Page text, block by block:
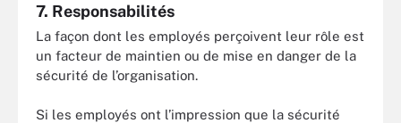
7. Responsabilités
La façon dont les employés perçoivent leur rôle est
un facteur de maintien ou de mise en danger de la
sécurité de l’organisation.
Si les employés ont l’impression que la sécurité